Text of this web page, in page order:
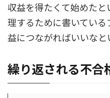
収益を得たくて始めた
理するために書いてい
益につながればいいなと
繰り返される不合